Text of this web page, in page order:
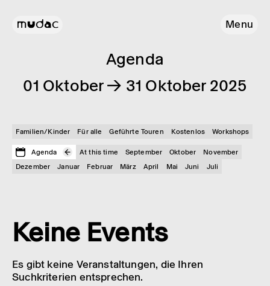
Menu
Agenda
01 Oktober → 31 Oktober 2025
Familien/Kinder Für alle Geführte Touren Kostenlos Workshops
Agenda At this time September Oktober
November
Dezember
Januar Februar März April Mai Juni Juli
Keine Events
Es gibt keine Veranstaltungen, die Ihren
Suchkriterien entsprechen.